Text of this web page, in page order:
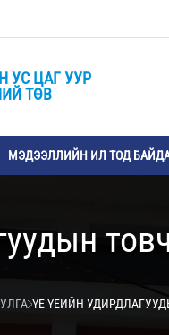
УС ЦАГ УУР
ТӨВ
МЭДЭЭЛЛИЙН ИЛ ТОД
ҮЕ ҮЕИЙН